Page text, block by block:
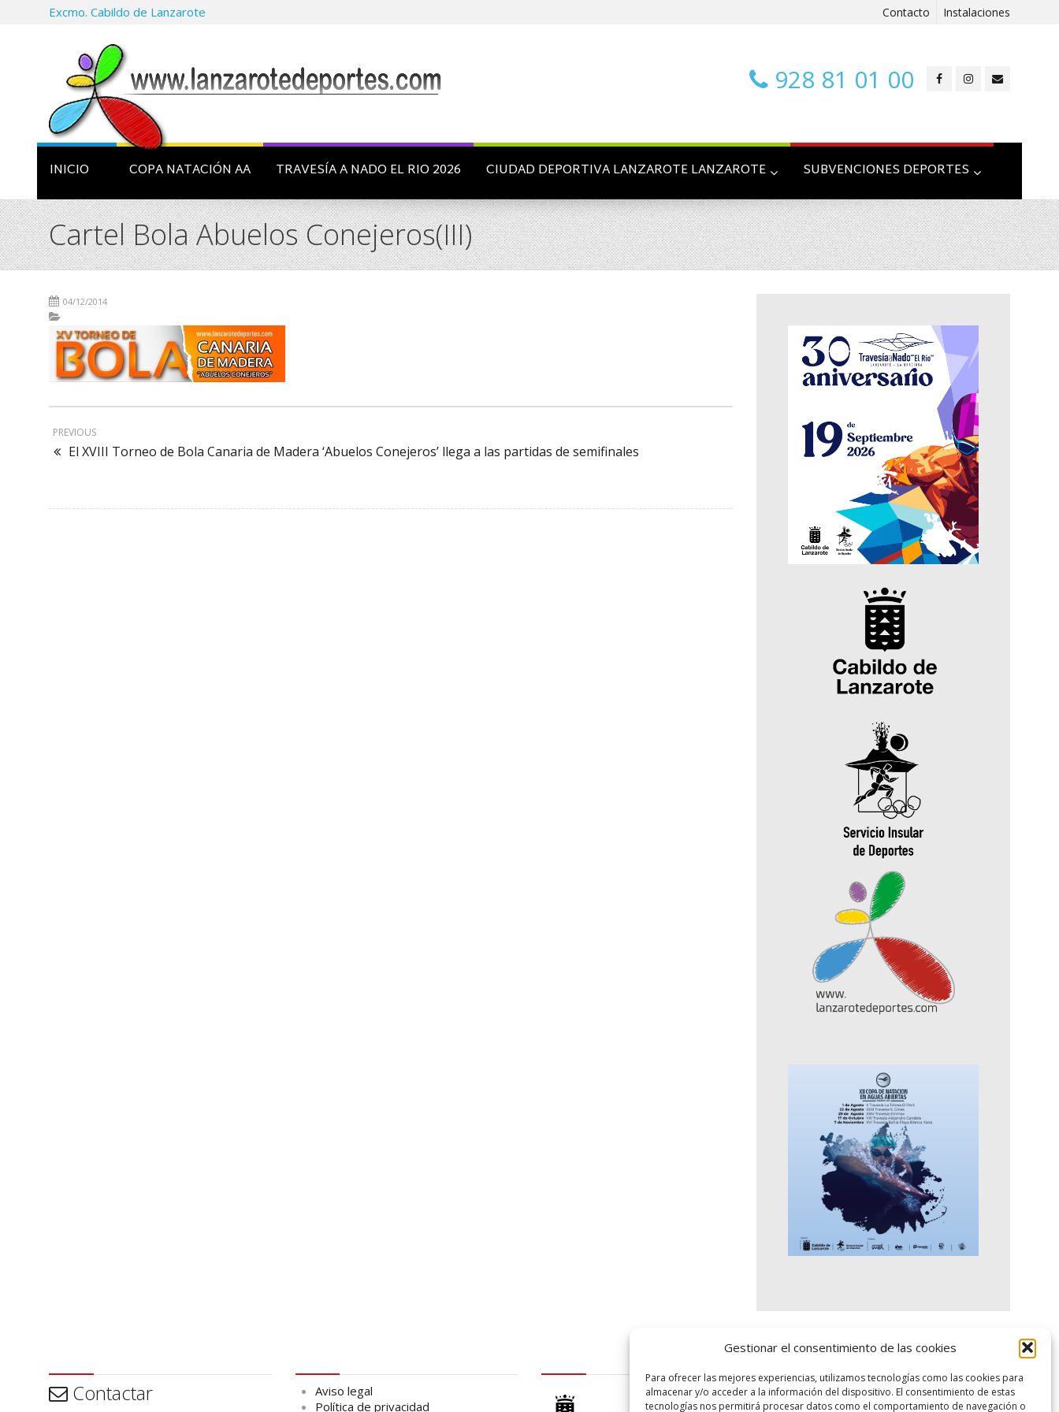
Gestionar el consentimiento de las cookies
Para ofrecer las mejores experiencias, utilizamos tecnologías como las cookies para
almacenar y/o acceder a la información del dispositivo. El consentimiento de estas
tecnologías nos permitirá procesar datos como el comportamiento de navegación o
Excmo. Cabildo de Lanzarote Contacto Instalaciones
928 81 01 00
INICIO COPA NATACIÓN AA TRAVESÍA A NADO EL RIO 2026 CIUDAD DEPORTIVA LANZAROTE LANZAROTE SUBVENCIONES DEPORTES
Cartel Bola Abuelos Conejeros(III)
04/12/2014
PREVIOUS
El XVIII Torneo de Bola Canaria de Madera ‘Abuelos Conejeros’ llega a las partidas de semifinales
Contactar
Aviso legal
Política de privacidad
logo SID